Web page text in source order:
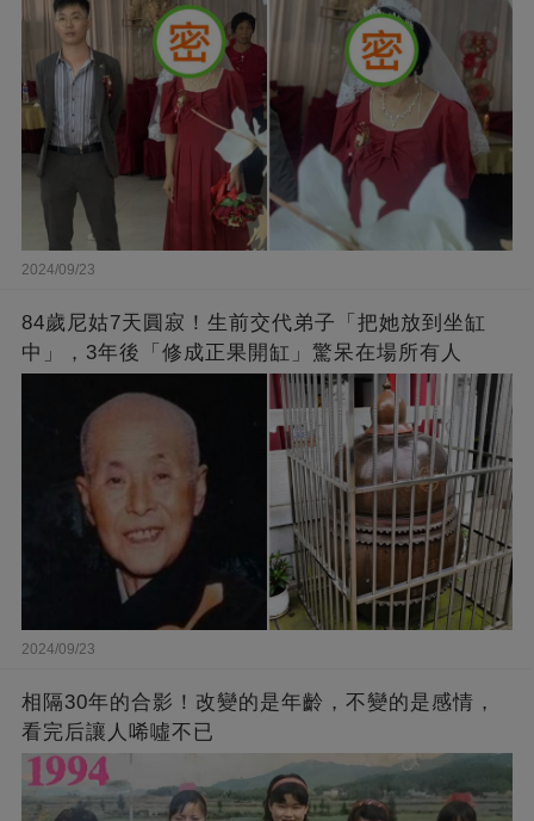
2024/09/23
84歲尼姑7天圓寂！生前交代弟子「把她放到坐缸
中」，3年後「修成正果開缸」驚呆在場所有人
2024/09/23
相隔30年的合影！改變的是年齡，不變的是感情，
看完后讓人唏噓不已